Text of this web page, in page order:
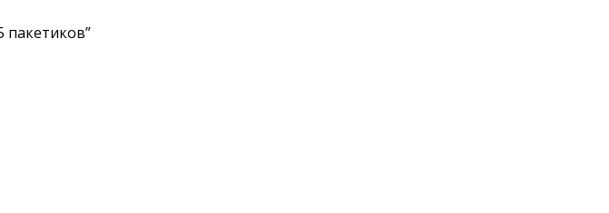
пакетиков”